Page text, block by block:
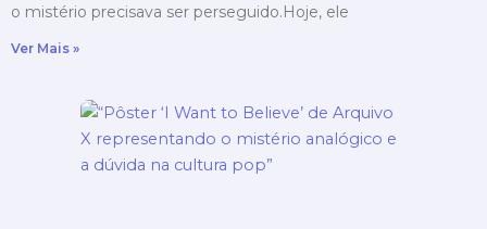
o mistério precisava ser perseguido.Hoje, ele
Ver Mais »